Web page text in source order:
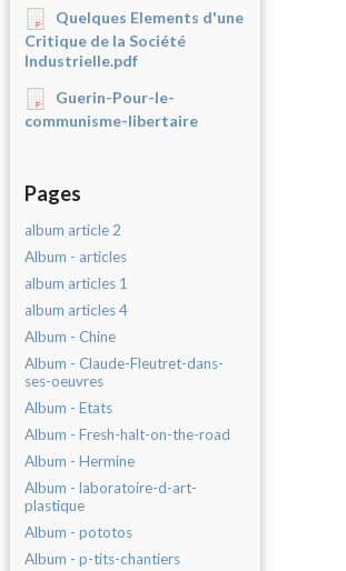
Quelques Elements d'une
Critique de la Société
Industrielle.pdf
Guerin-Pour-le-
communisme-libertaire
Pages
album article 2
Album - articles
album articles 1
album articles 4
Album - Chine
Album - Claude-Fleutret-dans-
ses-oeuvres
Album - Etats
Album - Fresh-halt-on-the-road
Album - Hermine
Album - laboratoire-d-art-
plastique
Album - pototos
Album - p-tits-chantiers